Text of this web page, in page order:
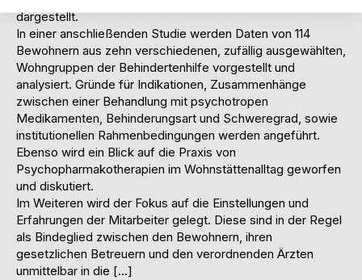
dargestellt.
In einer anschließenden Studie werden Daten von 114
Bewohnern aus zehn verschiedenen, zufällig ausgewählten,
Wohngruppen der Behindertenhilfe vorgestellt und
analysiert. Gründe für Indikationen, Zusammenhänge
zwischen einer Behandlung mit psychotropen
Medikamenten, Behinderungsart und Schweregrad, sowie
institutionellen Rahmenbedingungen werden angeführt.
Ebenso wird ein Blick auf die Praxis von
Psychopharmakotherapien im Wohnstättenalltag geworfen
und diskutiert.
Im Weiteren wird der Fokus auf die Einstellungen und
Erfahrungen der Mitarbeiter gelegt. Diese sind in der Regel
als Bindeglied zwischen den Bewohnern, ihren
gesetzlichen Betreuern und den verordnenden Ärzten
unmittelbar in die […]